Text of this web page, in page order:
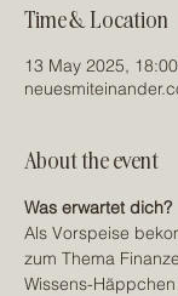
Time & Location
13 May 2025,
About the event
Was erwartet dich?
Als Vorspeise
zum Thema
Wissens-